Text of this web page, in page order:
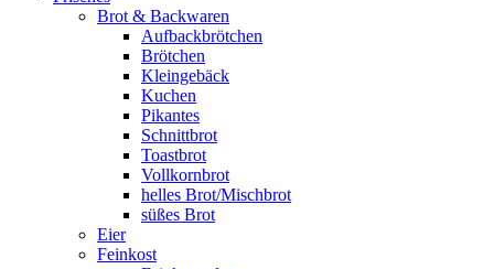
Brot & Backwaren
Aufbackbrötchen
Brötchen
Kleingebäck
Kuchen
Pikantes
Schnittbrot
Toastbrot
Vollkornbrot
helles Brot/Mischbrot
süßes Brot
Eier
Feinkost